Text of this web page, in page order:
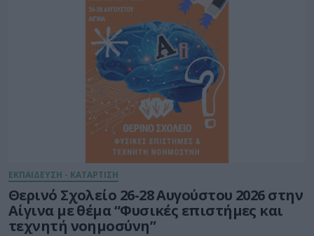
ΕΚΠΑΙΔΕΥΣΗ - ΚΑΤΑΡΤΙΣΗ
Θερινό Σχολείο 26-28 Αυγούστου 2026 στην
Αίγινα με θέμα “Φυσικές επιστήμες και
τεχνητή νοημοσύνη”